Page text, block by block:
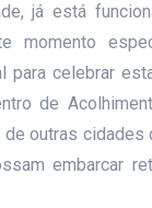
já está
momento
para celebrar
de
outras cidades
embarcar